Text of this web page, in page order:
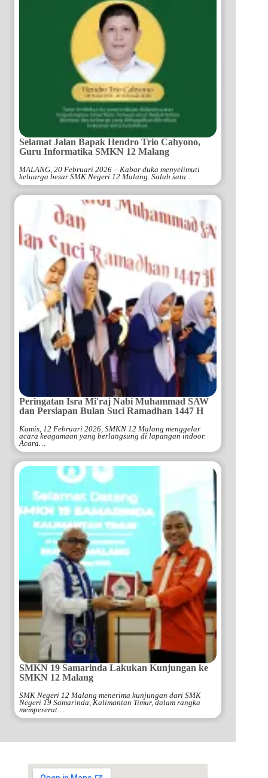
Selamat Jalan Bapak Hendro Trio Cahyono,
Guru Informatika SMKN 12 Malang
MALANG, 20 Februari 2026 – Kabar duka menyelimuti
keluarga besar SMK Negeri 12 Malang. Salah satu…
Peringatan Isra Mi'raj Nabi Muhammad SAW
dan Persiapan Bulan Suci Ramadhan 1447 H
Kamis, 12 Februari 2026, SMKN 12 Malang menggelar
acara keagamaan yang berlangsung di lapangan indoor.
Acara…
SMKN 19 Samarinda Lakukan Kunjungan ke
SMKN 12 Malang
SMK Negeri 12 Malang menerima kunjungan dari SMK
Negeri 19 Samarinda, Kalimantan Timur, dalam rangka
mempererat…